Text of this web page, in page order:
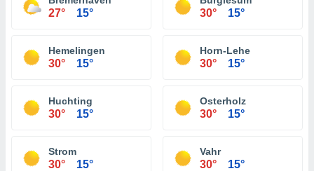
27° 15° 30° 15°
Hemelingen
30° 15°
Horn-Lehe
30° 15°
Huchting
30° 15°
Osterholz
30° 15°
Strom
30° 15°
Vahr
30° 15°